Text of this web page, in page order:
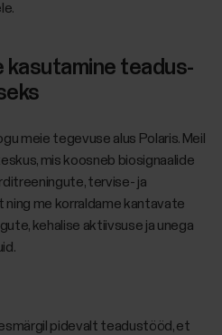
kasutamine teadus-
meie tegevuse alus Polaris. Meil
mis koosneb biosignaalide
tervise- ja
me korraldame kantavate
kehalise aktiivsuse ja unega
pidevalt teadustööd, et